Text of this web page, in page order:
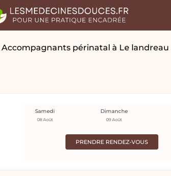
Accompagnants périnatal à Le landreau
PRENDRE RENDEZ-VOUS
Samedi
08 Août
Dimanche
09 Août